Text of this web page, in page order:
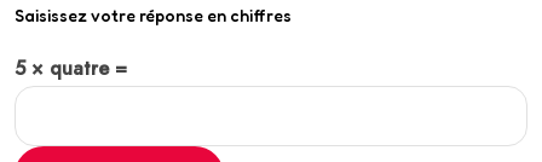
Saisissez votre réponse en chiffres
5 × quatre =